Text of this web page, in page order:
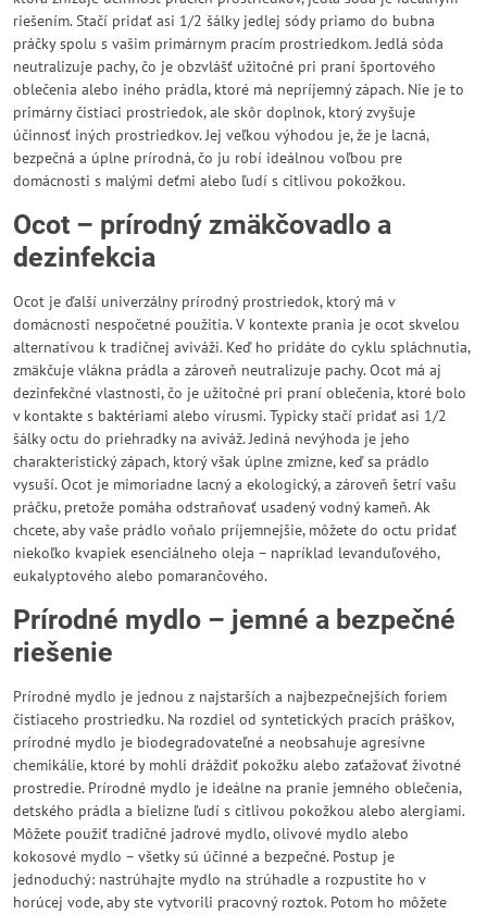
riešením. Stačí pridať asi 1/2 šálky jedlej sódy priamo do bubna
práčky spolu s vašim primárnym pracím prostriedkom. Jedlá sóda
neutralizuje pachy, čo je obzvlášť užitočné pri praní športového
oblečenia alebo iného prádla, ktoré má nepríjemný zápach. Nie je to
primárny čistiaci prostriedok, ale skôr doplnok, ktorý zvyšuje
účinnosť iných prostriedkov. Jej veľkou výhodou je, že je lacná,
bezpečná a úplne prírodná, čo ju robí ideálnou voľbou pre
domácnosti s malými deťmi alebo ľudí s citlivou pokožkou.
Ocot – prírodný zmäkčovadlo a
dezinfekcia
Ocot je ďalší univerzálny prírodný prostriedok, ktorý má v
domácnosti nespočetné použitia. V kontexte prania je ocot skvelou
alternatívou k tradičnej aviváži. Keď ho pridáte do cyklu spláchnutia,
zmäkčuje vlákna prádla a zároveň neutralizuje pachy. Ocot má aj
dezinfekčné vlastnosti, čo je užitočné pri praní oblečenia, ktoré bolo
v kontakte s baktériami alebo vírusmi. Typicky stačí pridať asi 1/2
šálky octu do priehradky na aviváž. Jediná nevýhoda je jeho
charakteristický zápach, ktorý však úplne zmizne, keď sa prádlo
vysuší. Ocot je mimoriadne lacný a ekologický, a zároveň šetrí vašu
práčku, pretože pomáha odstraňovať usadený vodný kameň. Ak
chcete, aby vaše prádlo voňalo príjemnejšie, môžete do octu pridať
niekoľko kvapiek esenciálneho oleja – napríklad levanduľového,
eukalyptového alebo pomarančového.
Prírodné mydlo – jemné a bezpečné
riešenie
Prírodné mydlo je jednou z najstarších a najbezpečnejších foriem
čistiaceho prostriedku. Na rozdiel od syntetických pracích práškov,
prírodné mydlo je biodegradovateľné a neobsahuje agresívne
chemikálie, ktoré by mohli dráždiť pokožku alebo zaťažovať životné
prostredie. Prírodné mydlo je ideálne na pranie jemného oblečenia,
detského prádla a bielizne ľudí s citlivou pokožkou alebo alergiami.
Môžete použiť tradičné jadrové mydlo, olivové mydlo alebo
kokosové mydlo – všetky sú účinné a bezpečné. Postup je
jednoduchý: nastrúhajte mydlo na strúhadle a rozpustite ho v
horúcej vode, aby ste vytvorili pracovný roztok. Potom ho môžete